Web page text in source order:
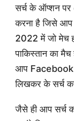
सर्च के ऑप्शन
करना है जिसे आप
2022 में जो मेच
पाकिस्तान का
आप
लिखकर के सर्च
जैसे ही आप सर्च